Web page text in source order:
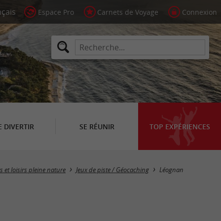
Espace Pro Carnets de Voyage Connexion
DIVERTIR SE RÉUNIR TOP EXPÉRIENCES
Masquer la carte
et loisirs pleine nature Jeux de piste / Géocaching Léognan